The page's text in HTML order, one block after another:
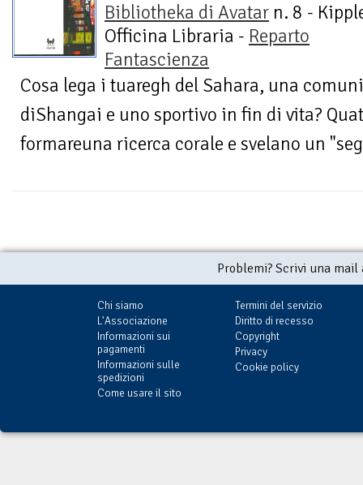
Bibliotheka di Avatar n. 8 -
Officina Libraria - Reparto
Fantascienza
Cosa lega i tuaregh del Sahara, una
diShangai e uno sportivo in fin di vita?
formareuna ricerca corale e svelano un
Problemi? Scrivi una
Chi siamo
L'Associazione
Informazioni sui
pagamenti
Informazioni sulle
spedizioni
Come usare il sito
Termini del servizio
Diritto di recesso
Copyright
Privacy
Cookie policy